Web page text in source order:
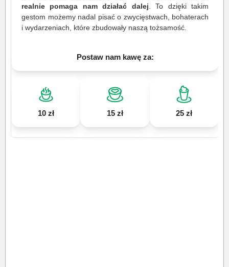
realnie pomaga nam działać dalej . To dzięki takim
gestom możemy nadal pisać o zwycięstwach, bohaterach
i wydarzeniach, które zbudowały naszą tożsamość.
Postaw nam kawę za:
10 zł 15 zł 25 zł